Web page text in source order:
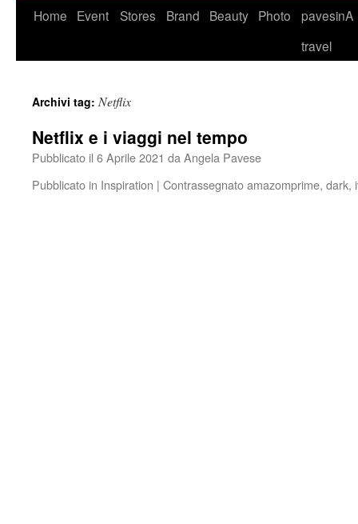
VaiHome Event Stores Brand Beauty Photo
pavesinA
travel
Archivi tag: Netflix
Netflix e i viaggi nel tempo
Pubblicato il 6 Aprile 2021 da Angela Pavese
Pubblicato in Inspiration | Contrassegnatoamazomprime, dark,